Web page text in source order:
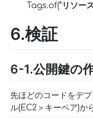
Tags.of("リソー
6.検証
6-1.公開鍵の
先ほどのコードをデ
ル(EC2＞キーペア)か